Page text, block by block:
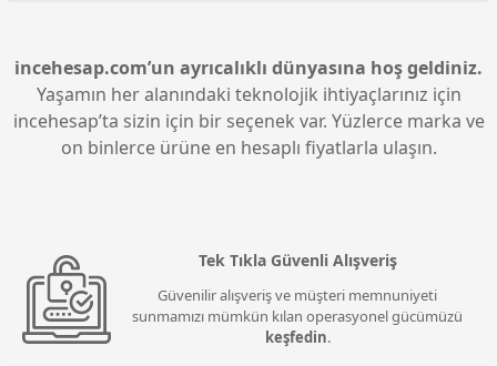
performans sunar.
incehesap.com’un ayrıcalıklı dünyasına hoş geldiniz.
Yaşamın her alanındaki teknolojik ihtiyaçlarınız için
incehesap’ta sizin için bir seçenek var. Yüzlerce marka ve
on binlerce ürüne en hesaplı fiyatlarla ulaşın.
Tek Tıkla Güvenli Alışveriş
Güvenilir alışveriş ve müşteri memnuniyeti
sunmamızı mümkün kılan operasyonel gücümüzü
keşfedin.